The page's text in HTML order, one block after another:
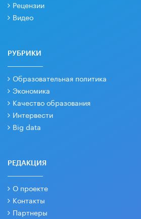
Рецензии
Видео
РУБРИКИ
Образовательная политика
Экономика
Качество образования
Интервести
Big data
РЕДАКЦИЯ
О проекте
Контакты
Партнеры